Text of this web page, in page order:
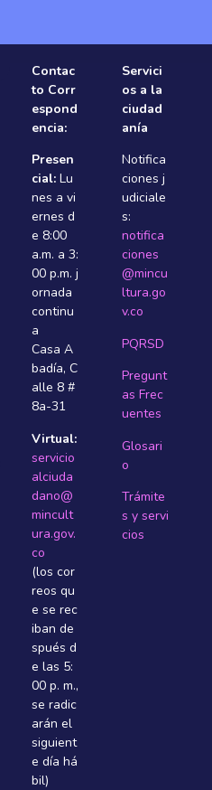
Contac
to Corr
espond
encia:
Presen
cial: Lu
nes a vi
ernes d
e 8:00
a.m. a 3:
00 p.m. j
ornada
continu
a
Casa A
badí­a, C
alle 8 #
8a-31
Virtual:
servicio
alciuda
dano@
mincult
ura.gov.
co
(los cor
reos qu
e se rec
iban de
spués d
e las 5:
00 p. m.,
se radic
arán el
siguient
e dí­a há
bil)
Servici
os a la
ciudad
anía
Notifica
ciones j
udiciale
s:
notifica
ciones
@mincu
ltura.go
v.co
PQRSD
Pregunt
as Frec
uentes
Glosari
o
Trámite
s y servi
cios